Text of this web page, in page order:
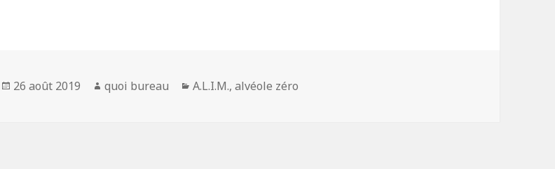
Publié
26 août 2019 Auteur
quoi bureau Catégories
A.L.I.M.,alvéole zéro